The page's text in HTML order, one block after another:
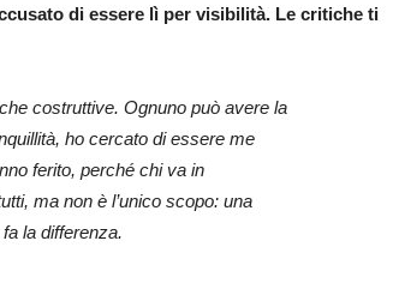
di essere lì per visibilità. Le critiche ti
costruttive. Ognuno può avere la
ho cercato di essere me
ferito, perché chi va in
ma non è l’unico scopo: una
la differenza.